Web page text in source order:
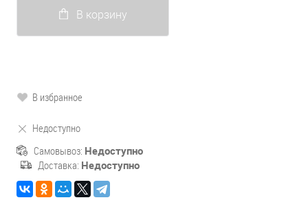
В корзину
В избранное
Недоступно
Самовывоз: Недоступно
Доставка: Недоступно